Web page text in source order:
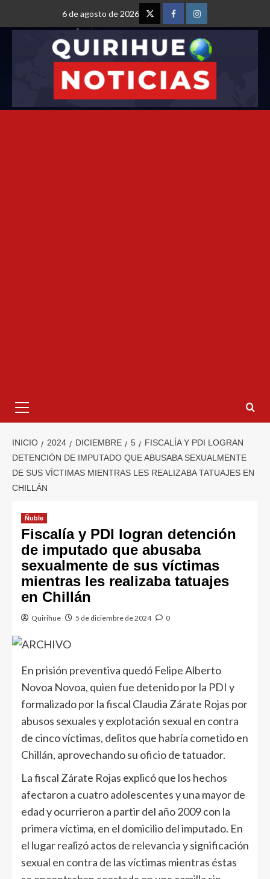
6 de agosto de 2026
INICIO 2024 DICIEMBRE 5
FISCALÍA Y PDI LOGRAN
DETENCIÓN DE IMPUTADO QUE ABUSABA SEXUALMENTE
DE SUS VÍCTIMAS MIENTRAS LES REALIZABA TATUAJES EN
CHILLÁN
Ñuble
Fiscalía y PDI logran detención
de imputado que abusaba
sexualmente de sus víctimas
mientras les realizaba tatuajes
en Chillán
Quirihue 5 de diciembre de 2024 0
En prisión preventiva quedó Felipe Alberto
Novoa Novoa, quien fue detenido por la PDI y
formalizado por la fiscal Claudia Zárate Rojas por
abusos sexuales y explotación sexual en contra
de cinco víctimas, delitos que habría cometido en
Chillán, aprovechando su oficio de tatuador.
La fiscal Zárate Rojas explicó que los hechos
afectaron a cuatro adolescentes y una mayor de
edad y ocurrieron a partir del año 2009 con la
primera víctima, en el domicilio del imputado. En
el lugar realizó actos de relevancia y significación
sexual en contra de las víctimas mientras éstas